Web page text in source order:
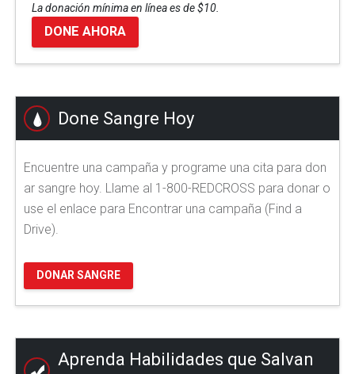
La donación mínima en línea es de $10.
DONE AHORA
Done Sangre Hoy
Encuentre una campaña y programe una cita para don
ar sangre hoy. Llame al 1-800-REDCROSS para donar o
use el enlace para Encontrar una campaña (Find a
Drive).
DONAR SANGRE
Aprenda Habilidades que Salvan